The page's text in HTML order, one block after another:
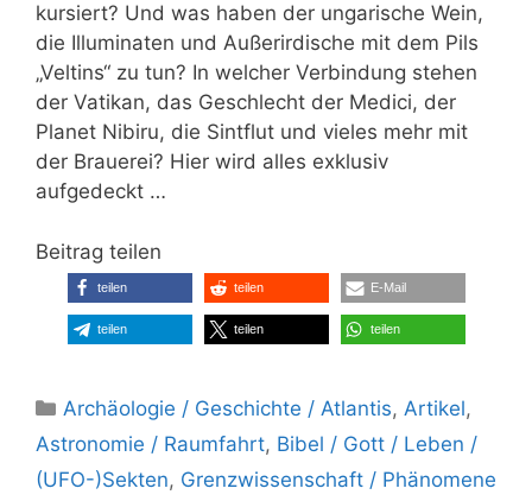
kursiert? Und was haben der ungarische Wein,
die Illuminaten und Außerirdische mit dem Pils
„Veltins“ zu tun? In welcher Verbindung stehen
der Vatikan, das Geschlecht der Medici, der
Planet Nibiru, die Sintflut und vieles mehr mit
der Brauerei? Hier wird alles exklusiv
aufgedeckt …
Beitrag teilen
teilen teilen E-Mail
teilen teilen teilen
Kategorien
Archäologie / Geschichte / Atlantis, Artikel,
Astronomie / Raumfahrt, Bibel / Gott / Leben /
(UFO-)Sekten, Grenzwissenschaft / Phänomene